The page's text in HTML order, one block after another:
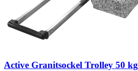
Active Granitsockel Trolley 50 kg